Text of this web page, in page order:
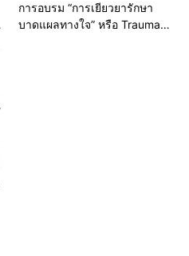
การอบรม “การเยียวยารักษา
บาดแผลทางใจ” หรือ Trauma